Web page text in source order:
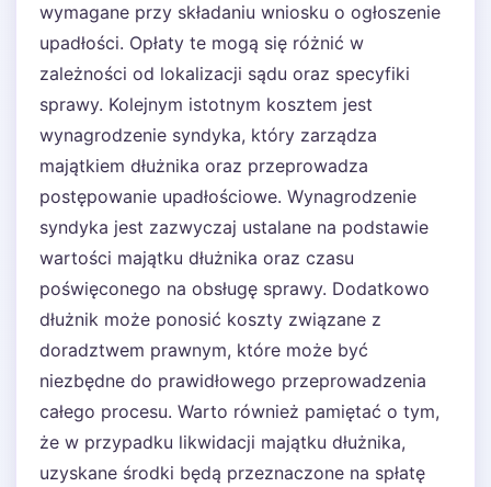
wymagane przy składaniu wniosku o ogłoszenie
upadłości. Opłaty te mogą się różnić w
zależności od lokalizacji sądu oraz specyfiki
sprawy. Kolejnym istotnym kosztem jest
wynagrodzenie syndyka, który zarządza
majątkiem dłużnika oraz przeprowadza
postępowanie upadłościowe. Wynagrodzenie
syndyka jest zazwyczaj ustalane na podstawie
wartości majątku dłużnika oraz czasu
poświęconego na obsługę sprawy. Dodatkowo
dłużnik może ponosić koszty związane z
doradztwem prawnym, które może być
niezbędne do prawidłowego przeprowadzenia
całego procesu. Warto również pamiętać o tym,
że w przypadku likwidacji majątku dłużnika,
uzyskane środki będą przeznaczone na spłatę